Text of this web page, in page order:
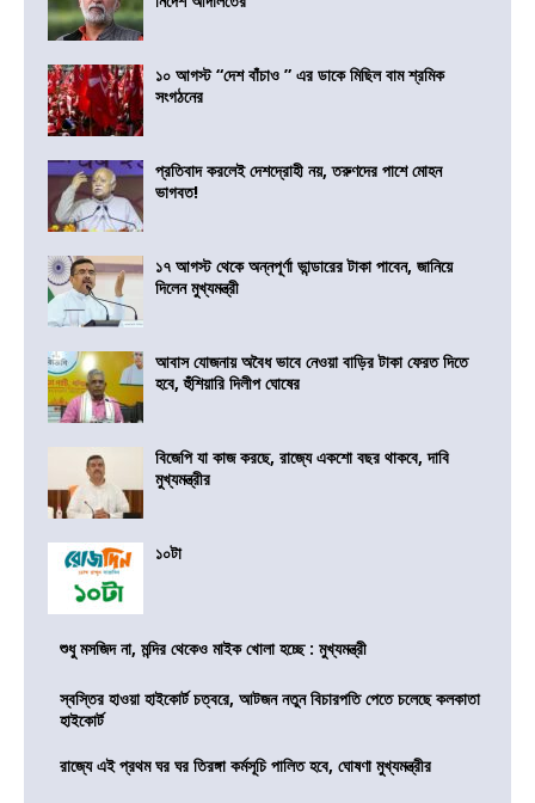
১০ আগস্ট “দেশ বাঁচাও ” এর ডাকে মিছিল বাম শ্রমিক
সংগঠনের
প্রতিবাদ করলেই দেশদ্রোহী নয়, তরুণদের পাশে মোহন
ভাগবত!
১৭ আগস্ট থেকে অন্নপূর্ণা ভান্ডারের টাকা পাবেন, জানিয়ে
দিলেন মুখ্যমন্ত্রী
আবাস যোজনায় অবৈধ ভাবে নেওয়া বাড়ির টাকা ফেরত দিতে
হবে, হুঁশিয়ারি দিলীপ ঘোষের
বিজেপি যা কাজ করছে, রাজ্যে একশো বছর থাকবে, দাবি
মুখ্যমন্ত্রীর
১০টা
শুধু মসজিদ না, মন্দির থেকেও মাইক খোলা হচ্ছে : মুখ্যমন্ত্রী
স্বস্তির হাওয়া হাইকোর্ট চত্বরে, আটজন নতুন বিচারপতি পেতে চলেছে কলকাতা
হাইকোর্ট
রাজ্যে এই প্রথম ঘর ঘর তিরঙ্গা কর্মসূচি পালিত হবে, ঘোষণা মুখ্যমন্ত্রীর